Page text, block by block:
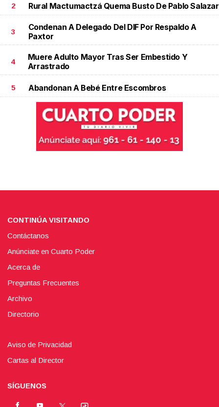
2 Rural Mactumactzá Quema Busto De Pablo Salazar
3
Condenan A Delegado Del DIF Por Respaldo A
Paxtor
4
Muere Adulto Mayor Tras Ser Embestido Y
Arrastrado
5 Abandonan A Bebé Entre Escombros
CONTINÚA VISITANDO
Contáctanos
Anúnciate en Cuarto Poder
Acerca de
Preguntas Frecuentes
Archivo
Directorio
Aviso de Privacidad
Cartas al Director
SÍGUENOS